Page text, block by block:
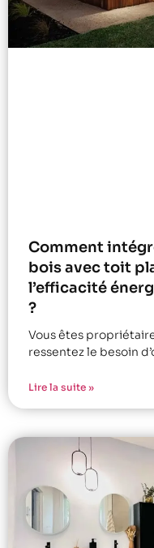
Comment
bois avec toit
l’efficacité
?
Vous êtes
ressentez le besoin
Lire la suite »